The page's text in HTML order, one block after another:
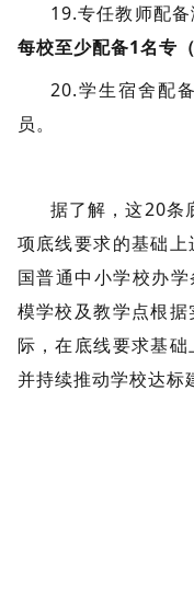
19.专任教师配
每校至少配备1名专
20.学生宿舍配
员。
据了解，这20条
项底线要求的基础
国普通中小学校办
模学校及教学点根
际，在底线要求基础
并持续推动学校达标